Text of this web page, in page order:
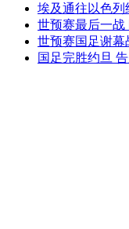
朝鲜纪念金日成
埃及通往以色
世预赛最后一战
世预赛国足谢幕
国足完胜约旦